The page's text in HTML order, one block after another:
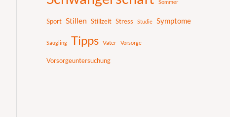
Sommer
Sport Stillen Stillzeit Stress Studie Symptome
Säugling Tipps Vater Vorsorge
Vorsorgeuntersuchung